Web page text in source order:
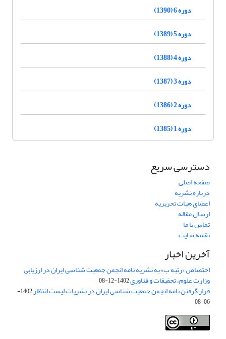
دوره 6 (1390)
دوره 5 (1389)
دوره 4 (1388)
دوره 3 (1387)
دوره 2 (1386)
دوره 1 (1385)
دسترسی سریع
صفحه اصلی
درباره نشریه
اعضای هیات تحریریه
ارسال مقاله
تماس با ما
نقشه سایت
آخرین اخبار
اختصاص «رتبه ب» به نشریه نامه انجمن جمعیت شناسی ایران در ارزیابی
وزارت علوم، تحقیقات و فناوری1402-12-08
قرار گرفتن نامه انجمن جمعیت شناسی ایران در نشریات لیست انتظار
1402-
06-08